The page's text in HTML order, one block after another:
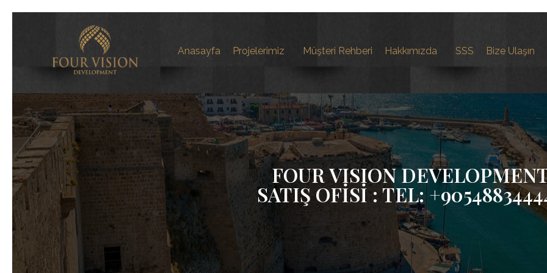
Anasayfa Projelerimiz Müşteri Rehberi Hakkımızda SSS Bize Ulaşın
FOUR VISION
SATIŞ OFİSİ : TEL: